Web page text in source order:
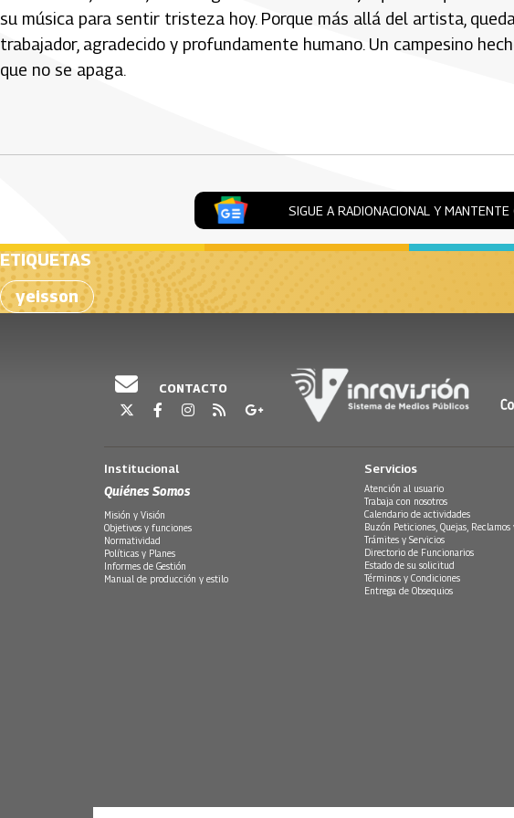
su música para sentir tristeza hoy. Porque más allá del artista,
trabajador, agradecido y profundamente humano. Un campesino
que no se apaga.
SIGUE A RADIONACIONAL Y MANTENTE
ETIQUETAS
yeisson
CONTACTO
Institucional
Quiénes Somos
Misión y Visión
Objetivos y funciones
Normatividad
Políticas y Planes
Informes de Gestión
Manual de producción y estilo
Servicios
Atención al usuario
Trabaja con nosotros
Calendario de actividades
Buzón Peticiones, Quejas,
Trámites y Servicios
Directorio de Funcionarios
Estado de su solicitud
Términos y Condiciones
Entrega de Obsequios